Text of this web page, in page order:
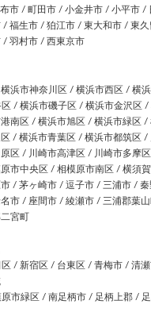
市 / 町田市 / 小金井市 / 小平市 /
/ 福生市 / 狛江市 / 東大和市 / 東
/ 羽村市 / 西東京市
浜市神奈川区 / 横浜市西区 / 横
/ 横浜市磯子区 / 横浜市金沢区
南区 / 横浜市旭区 / 横浜市緑区 /
/ 横浜市青葉区 / 横浜市都筑区 /
区 / 川崎市高津区 / 川崎市多摩
市中央区 / 相模原市南区 / 横須
/ 茅ヶ崎市 / 逗子市 / 三浦市 /
市 / 座間市 / 綾瀬市 / 三浦郡葉
宮町
/ 新宿区 / 台東区 / 青梅市 / 清
市緑区 / 南足柄市 / 足柄上郡 /